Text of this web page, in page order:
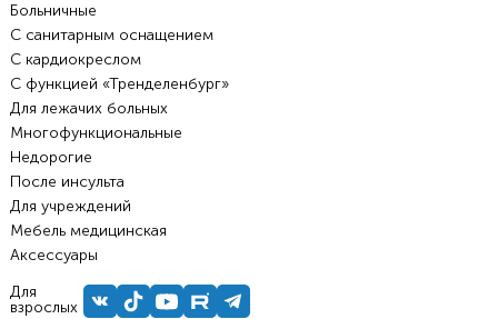
Больничные
С санитарным оснащением
С кардиокреслом
С функцией «Тренделенбург»
Для лежачих больных
Многофункциональные
Недорогие
После инсульта
Для учреждений
Мебель медицинская
Аксессуары
Для
взрослых